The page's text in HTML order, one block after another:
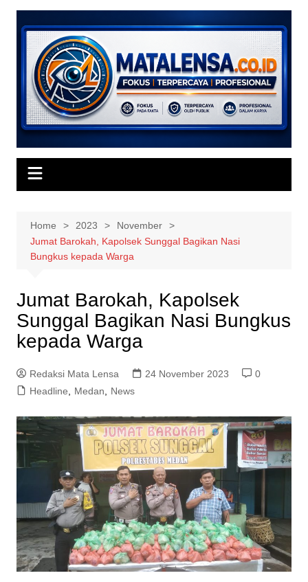
Skip
content
Home 2023
November
Jumat Barokah, Kapolsek Sunggal Bagikan Nasi
Bungkus kepada Warga
Jumat Barokah, Kapolsek
Sunggal Bagikan Nasi Bungkus
kepada Warga
Redaksi Mata Lensa 24 November 2023
0
Headline
Medan News